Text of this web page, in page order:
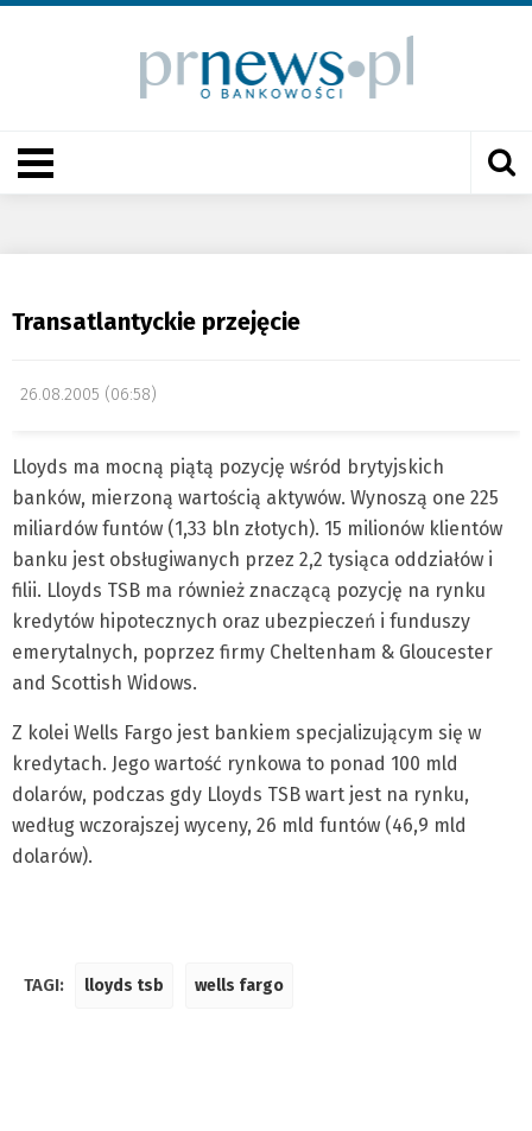
Transatlantyckie przejęcie
26.08.2005 (06:58)
Lloyds ma mocną piątą pozycję wśród brytyjskich
banków, mierzoną wartością aktywów. Wynoszą one 225
miliardów funtów (1,33 bln złotych). 15 milionów klientów
banku jest obsługiwanych przez 2,2 tysiąca oddziałów i
filii. Lloyds TSB ma również znaczącą pozycję na rynku
kredytów hipotecznych oraz ubezpieczeń i funduszy
emerytalnych, poprzez firmy Cheltenham & Gloucester
and Scottish Widows.
Z kolei Wells Fargo jest bankiem specjalizującym się w
kredytach. Jego wartość rynkowa to ponad 100 mld
dolarów, podczas gdy Lloyds TSB wart jest na rynku,
według wczorajszej wyceny, 26 mld funtów (46,9 mld
dolarów).
TAGI: lloyds tsb wells fargo